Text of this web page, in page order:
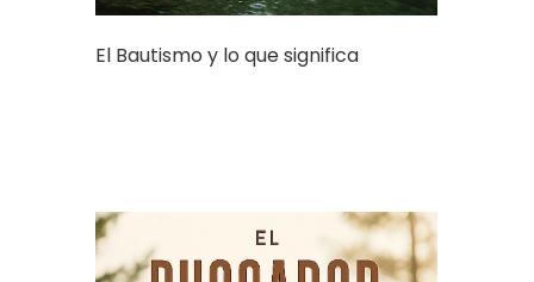
El Bautismo y lo que significa